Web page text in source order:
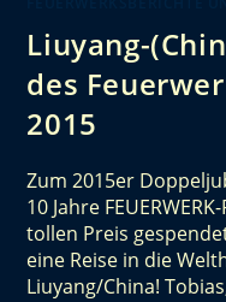
Liuyang-
des
2015
Zum 2015er
10 Jahre
tollen Preis
eine Reise in die
Liuyang/China!